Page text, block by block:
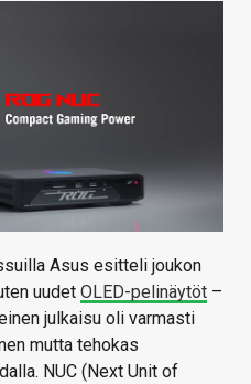
Asus esitteli joukon
uudet OLED-pelinäytöt –
julkaisu oli varmasti
mutta tehokas
NUC (Next Unit of